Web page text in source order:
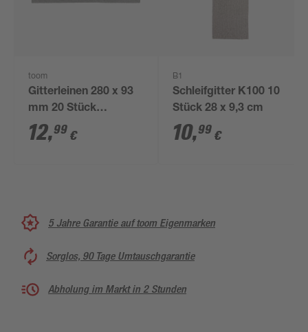
toom
Gitterleinen 280 x 93
mm 20 Stück
Körnung 180
12,99 €
B1
Schleifgitter K100 10
Stück 28 x 9,3 cm
10,99 €
5 Jahre Garantie auf toom Eigenmarken
Sorglos, 90 Tage Umtauschgarantie
Abholung im Markt in 2 Stunden